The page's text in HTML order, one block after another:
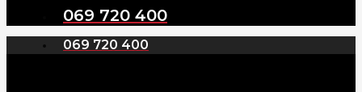
069 720 400
069 720 400